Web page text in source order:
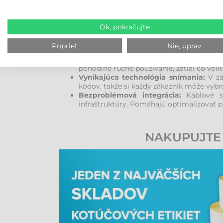
pádoch na tvrdý povrch. Káblové
PREČO SI VYBRAŤ
pohodlné ručné používanie, zatiaľ čo
Vynikajúca technológia snímania: V
kódov, takže si každý zákazník môže
Bezproblémová integrácia: Káblové
infraštruktúry. Pomáhajú optimalizovať
Ok, pokračujte
Poprieť Nie, uprav